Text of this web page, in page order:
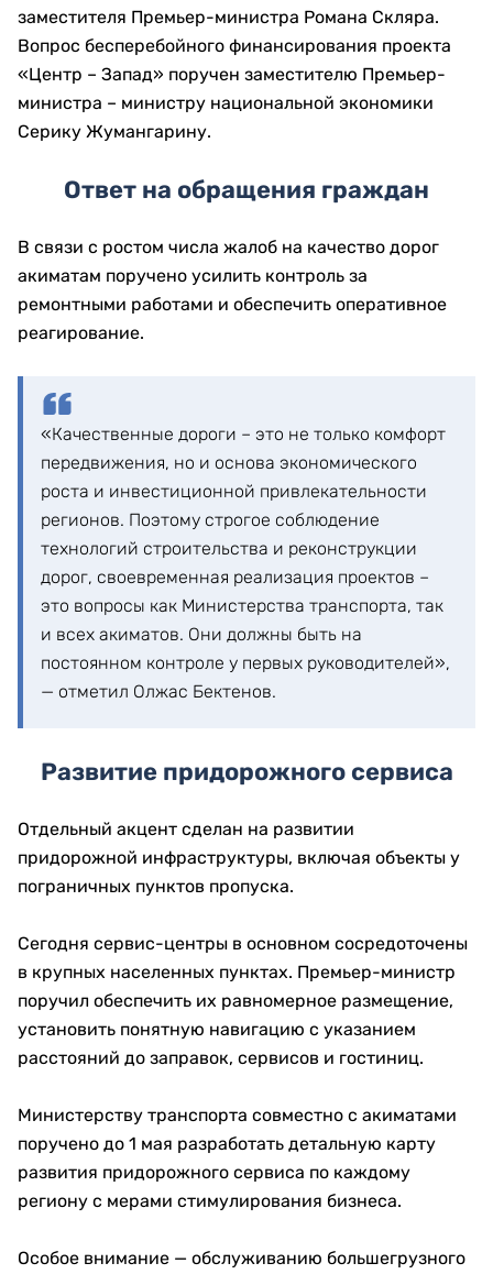
заместителя Премьер-министра Романа Скляра.
Вопрос бесперебойного финансирования проекта
«Центр – Запад» поручен заместителю Премьер-
министра – министру национальной экономики
Серику Жумангарину.
Ответ на обращения граждан
В связи с ростом числа жалоб на качество дорог
акиматам поручено усилить контроль за
ремонтными работами и обеспечить оперативное
реагирование.
«Качественные дороги – это не только комфорт
передвижения, но и основа экономического
роста и инвестиционной привлекательности
регионов. Поэтому строгое соблюдение
технологий строительства и реконструкции
дорог, своевременная реализация проектов –
это вопросы как Министерства транспорта, так
и всех акиматов. Они должны быть на
постоянном контроле у первых руководителей»,
— отметил Олжас Бектенов.
Развитие придорожного сервиса
Отдельный акцент сделан на развитии
придорожной инфраструктуры, включая объекты у
пограничных пунктов пропуска.
Сегодня сервис-центры в основном сосредоточены
в крупных населенных пунктах. Премьер-министр
поручил обеспечить их равномерное размещение,
установить понятную навигацию с указанием
расстояний до заправок, сервисов и гостиниц.
Министерству транспорта совместно с акиматами
поручено до 1 мая разработать детальную карту
развития придорожного сервиса по каждому
региону с мерами стимулирования бизнеса.
Особое внимание — обслуживанию большегрузного